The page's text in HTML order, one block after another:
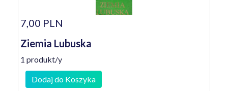
7,00 PLN
Ziemia Lubuska
1 produkt/y
Dodaj do Koszyka